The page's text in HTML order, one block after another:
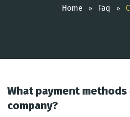
Home Faq
What payment
company?